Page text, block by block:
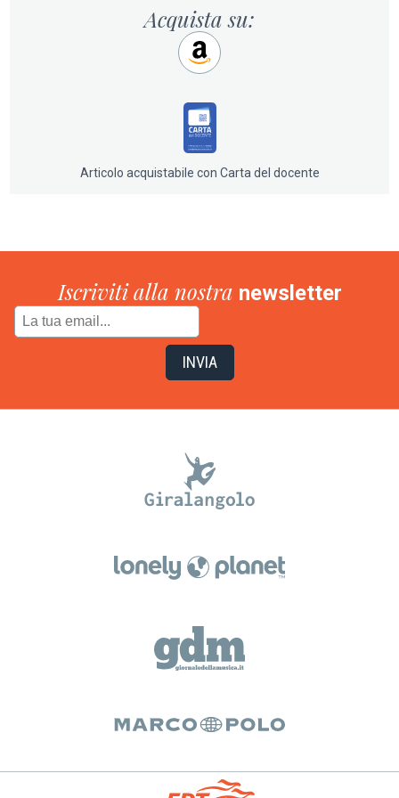
scena, i Misfit dovranno dimostrare di essere una vera
squadra, in cui ogni componente ha piena fiducia in se
che ha fatto amare il primo volume de La banda Misfit:
mistero, azione e un gruppo di amici ancora più coeso.
Con personaggi in crescita e sfide sempre più
avvincenti, l’avventura mantiene un ritmo
Acquista su:
Articolo acquistabile con Carta del docente
Iscriviti alla nostra newsletter